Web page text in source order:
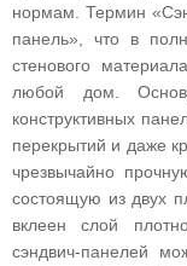
нормам. Термин
панель», что в
стенового
любой дом.
конструктивных
перекрытий и даже
чрезвычайно
состоящую из двух
вклеен слой
сэндвич-панелей